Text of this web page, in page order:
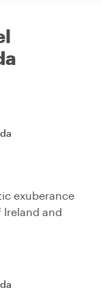
exuberance
and